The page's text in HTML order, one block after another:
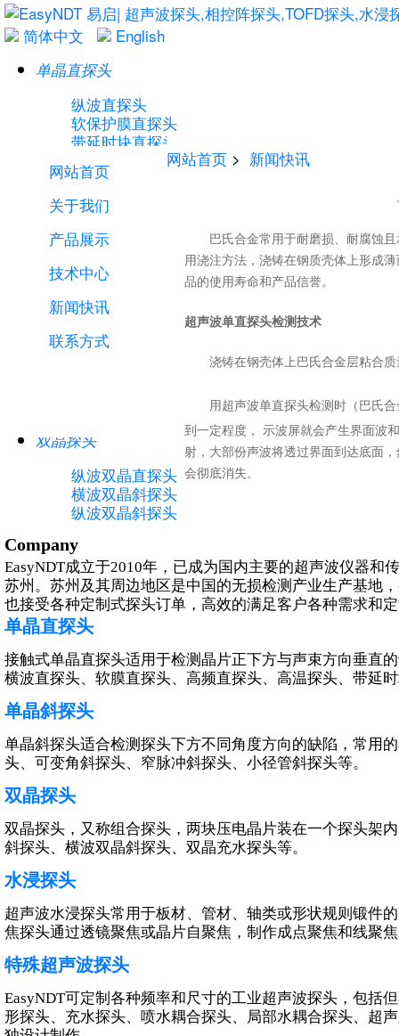
简体中文 English
单晶直探头
纵波直探头
软保护膜直探头
带延时块直探头
横波直探头
单晶斜探头
横波斜探头
双晶探头
纵波双晶直探头
横波双晶斜探头
纵波双晶斜探头
水浸探头
超声非聚焦水浸探头
超声点聚焦水浸探头
超声线聚焦水浸探头
超声波测厚探头
超声测厚探头
高温测厚探头
特殊超声波探头
爬波探头
网站首页
关于我们
产品展示
技术中心
新闻快讯
联系方式
网站首页 > 新闻快讯
巴氏合金常用于耐磨损、耐腐蚀且
用浇注方法，浇铸在钢质壳体上形成
品的使用寿命和产品信誉。
超声波单直探头检测技术
浇铸在钢壳体上巴氏合金层粘合
用超声波单直探头检测时（巴氏
到一定程度， 示波屏就会产生界面波
射，大部份声波将透过界面到达底面
会彻底消失。
Company
EasyNDT成立于2010年，已成为国内主要的超声波仪器
苏州。苏州及其周边地区是中国的无损检测产业生产基地
也接受各种定制式探头订单，高效的满足客户各种需求和
单晶直探头
接触式单晶直探头适用于检测晶片正下方与声束方向垂直
横波直探头、软膜直探头、高频直探头、高温探头、带延
单晶斜探头
单晶斜探头适合检测探头下方不同角度方向的缺陷，常用
头、可变角斜探头、窄脉冲斜探头、小径管斜探头等。
双晶探头
双晶探头，又称组合探头，两块压电晶片装在一个探头架
斜探头、横波双晶斜探头、双晶充水探头等。
水浸探头
超声波水浸探头常用于板材、管材、轴类或形状规则锻件
焦探头通过透镜聚焦或晶片自聚焦，制作成点聚焦和线聚
特殊超声波探头
EasyNDT可定制各种频率和尺寸的工业超声波探头，包括
形探头、充水探头、喷水耦合探头、局部水耦合探头、超